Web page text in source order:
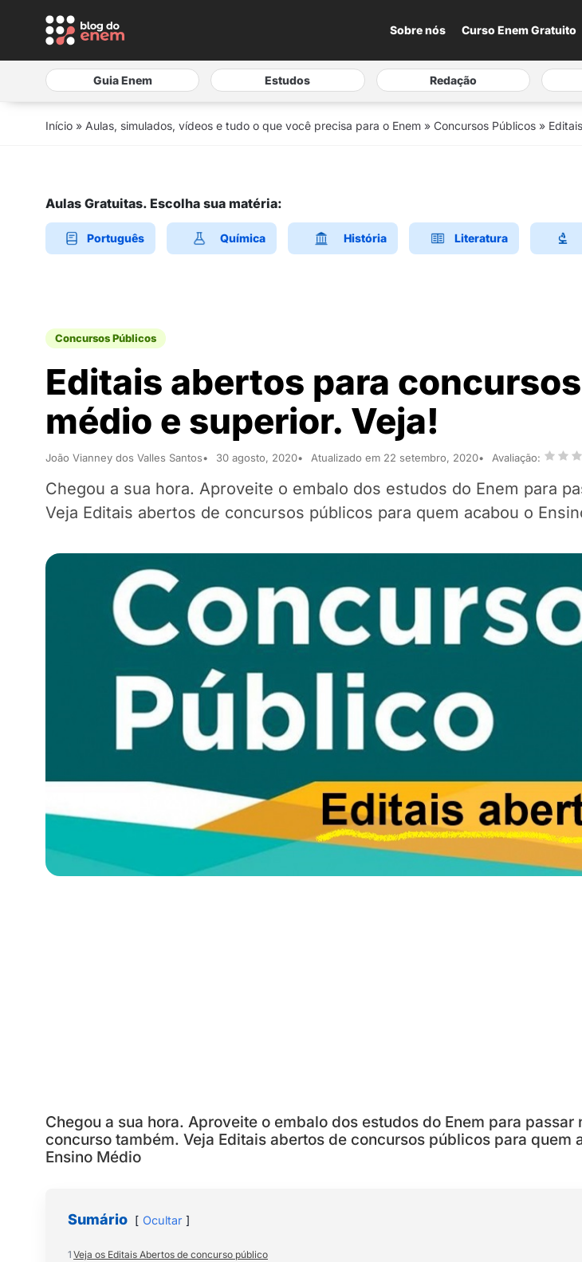
Sobre nós Curso Enem Gratuito
Guia Enem Estudos Redação
Início » Aulas, simulados, vídeos e tudo o que você precisa para o Enem » Concursos Públicos »
Aulas Gratuitas. Escolha sua matéria:
Português Química História Literatura
Concursos Públicos
Editais abertos para
médio e superior. Veja!
João Vianney dos Valles Santos 30 agosto, 2020 Atualizado em 22 setembro, 2020 Avaliação:
Chegou a sua hora. Aproveite o embalo dos estudos do Enem para
Veja Editais abertos de concursos públicos para quem acabou o
Chegou a sua hora. Aproveite o embalo dos estudos do Enem para passar
concurso também. Veja Editais abertos de concursos públicos para quem
Ensino Médio
Sumário Ocultar
1 Veja os Editais Abertos de concurso público